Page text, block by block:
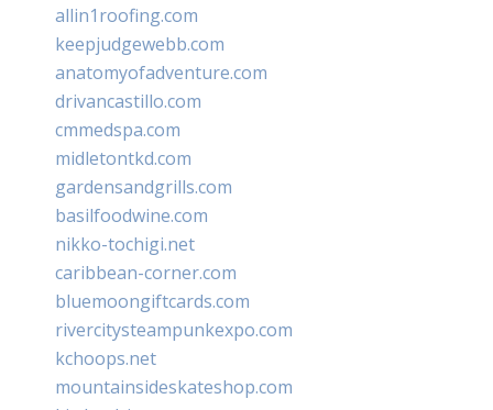
allin1roofing.com
keepjudgewebb.com
anatomyofadventure.com
drivancastillo.com
cmmedspa.com
midletontkd.com
gardensandgrills.com
basilfoodwine.com
nikko-tochigi.net
caribbean-corner.com
bluemoongiftcards.com
rivercitysteampunkexpo.com
kchoops.net
mountainsideskateshop.com